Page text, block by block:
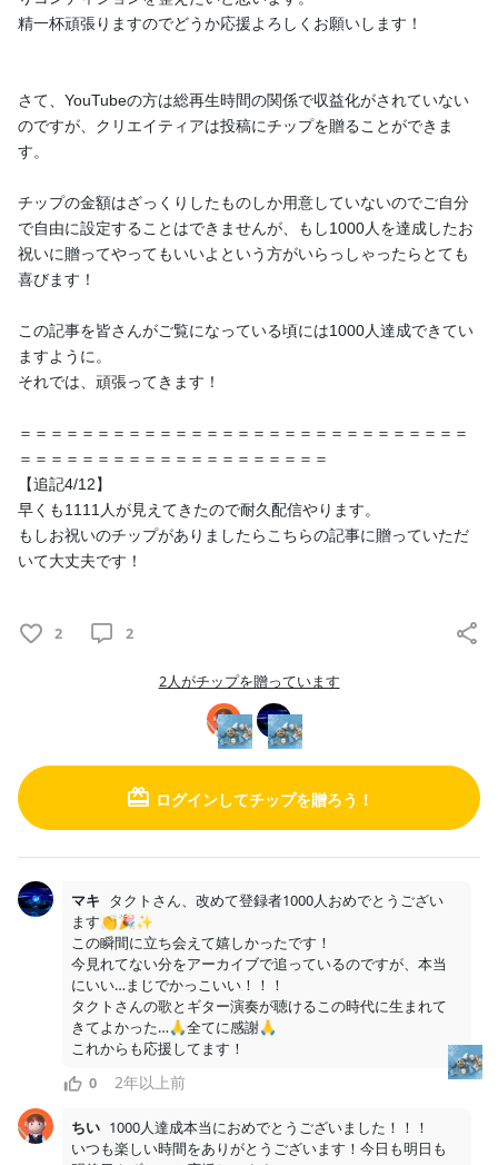
ャンネル登録1000人耐久弾き語り配信
全体公開の記事を書くのは初めてになります。 おはようございま
す、黒間タクトです。いつも応援ありがとうございます！ 3/28
配信を行います！ https://youtube.com/live/b4UEnokJcKE 夕方
ま...
2 2
精一杯頑張りますのでどうか応援よろしくお願いします！
さて、YouTubeの方は総再生時間の関係で収益化がされていない
のですが、クリエイティアは投稿にチップを贈ることができま
す。
チップの金額はざっくりしたものしか用意していないのでご自分
で自由に設定することはできませんが、もし1000人を達成したお
祝いに贈ってやってもいいよという方がいらっしゃったらとても
喜びます！
この記事を皆さんがご覧になっている頃には1000人達成できてい
ますように。
それでは、頑張ってきます！
＝＝＝＝＝＝＝＝＝＝＝＝＝＝＝＝＝＝＝＝＝＝＝＝＝＝＝＝＝
＝＝＝＝＝＝＝＝＝＝＝＝＝＝＝＝＝＝＝＝
【追記4/12】
早くも1111人が見えてきたので耐久配信やります。
もしお祝いのチップがありましたらこちらの記事に贈っていただ
いて大丈夫です！
2 2
2人がチップを贈っています
ログインしてチップを贈ろう！
マキ タクトさん、改めて登録者1000人おめでとうござい
ます👏🎉✨
この瞬間に立ち会えて嬉しかったです！
今見れてない分をアーカイブで追っているのですが、本当
にいい…まじでかっこいい！！！
タクトさんの歌とギター演奏が聴けるこの時代に生まれて
きてよかった…🙏全てに感謝🙏
これからも応援してます！
0
2年以上前
ちい 1000人達成本当におめでとうございました！！！
いつも楽しい時間をありがとうございます！今日も明日も
あなたにおすすめのファンクラブ
天星みそら🌌💫 綺羅魔ヤミ 桃堂まひる 歌い手ミツハ